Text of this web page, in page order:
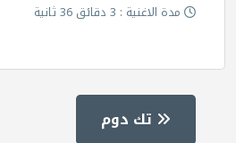
مدة الاغنية : 3 دقائق 36 ثانية
تك دوم